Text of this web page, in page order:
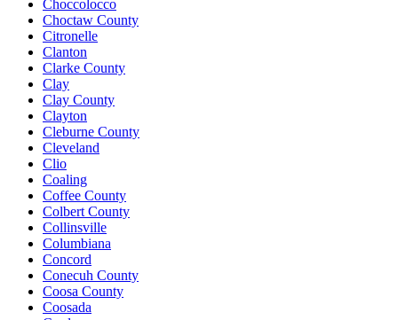
Choccolocco
Choctaw County
Citronelle
Clanton
Clarke County
Clay
Clay County
Clayton
Cleburne County
Cleveland
Clio
Coaling
Coffee County
Colbert County
Collinsville
Columbiana
Concord
Conecuh County
Coosa County
Coosada